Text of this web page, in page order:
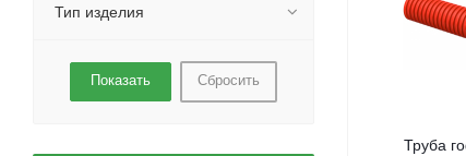
Труба
Тип изделия
Сбросить